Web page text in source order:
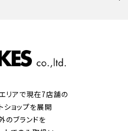
リアで現在7店舗の
ショップを展開
のブランドを